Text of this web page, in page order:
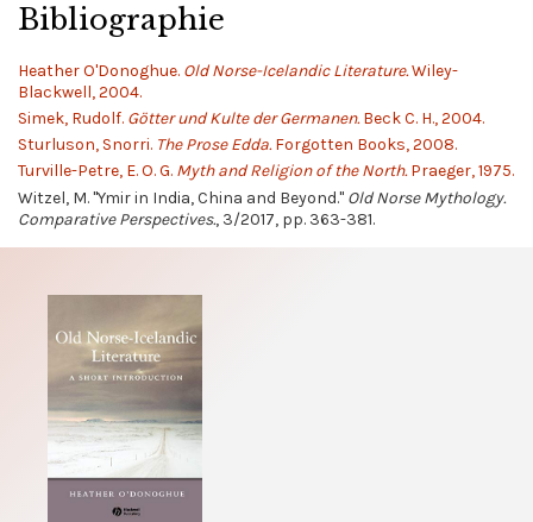
Bibliographie
Heather O'Donoghue. Old Norse-Icelandic Literature.Wiley-
Blackwell, 2004.
Simek, Rudolf. Götter und Kulte der Germanen.Beck C. H., 2004.
Sturluson, Snorri. The Prose Edda.Forgotten Books, 2008.
Turville-Petre, E. O. G. Myth and Religion of the North.Praeger, 1975.
Witzel, M. "Ymir in India, China and Beyond." Old Norse Mythology.
Comparative Perspectives., 3/2017, pp. 363-381.